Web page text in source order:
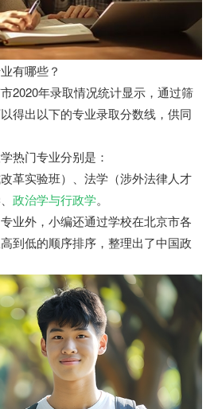
有哪些？
2020年录取情况统计显示，通过筛
得出以下的专业录取分数线，供同
热门专业分别是：
革实验班）、法学（涉外法律人才
政治学与行政学。
业外，小编还通过学校在北京市各
到低的顺序排序，整理出了中国政